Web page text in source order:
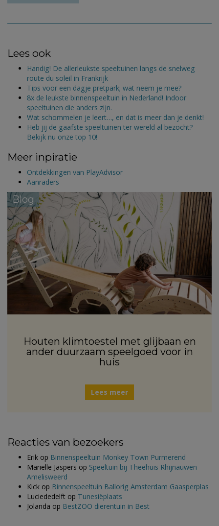
Lees ook
Handig! De allerleukste speeltuinen langs de snelweg
route du soleil in Frankrijk
Tips voor een dagje pretpark; wat neem je mee?
8x de leukste binnenspeeltuin in Nederland! Indoor
speeltuinen die anders zijn.
Wat schommelen je leert…, en dat is meer dan je denkt!
Heb jij de gaafste speeltuinen ter wereld al bezocht?
Bekijk nu onze top 10!
Meer inpiratie
Ontdekkingen van PlayAdvisor
Aanraders
Blog
Houten klimtoestel met glijbaan en
ander duurzaam speelgoed voor in
huis
Lees meer
Reacties van bezoekers
Erik op Binnenspeeltuin Monkey Town Purmerend
Marielle Jaspers op Speeltuin bij Theehuis Rhijnauwen
Amelisweerd
Kick op Binnenspeeltuin Ballorig Amsterdam Gaasperplas
Luciededelft op Tunesiëplaats
Jolanda op BestZOO dierentuin in Best